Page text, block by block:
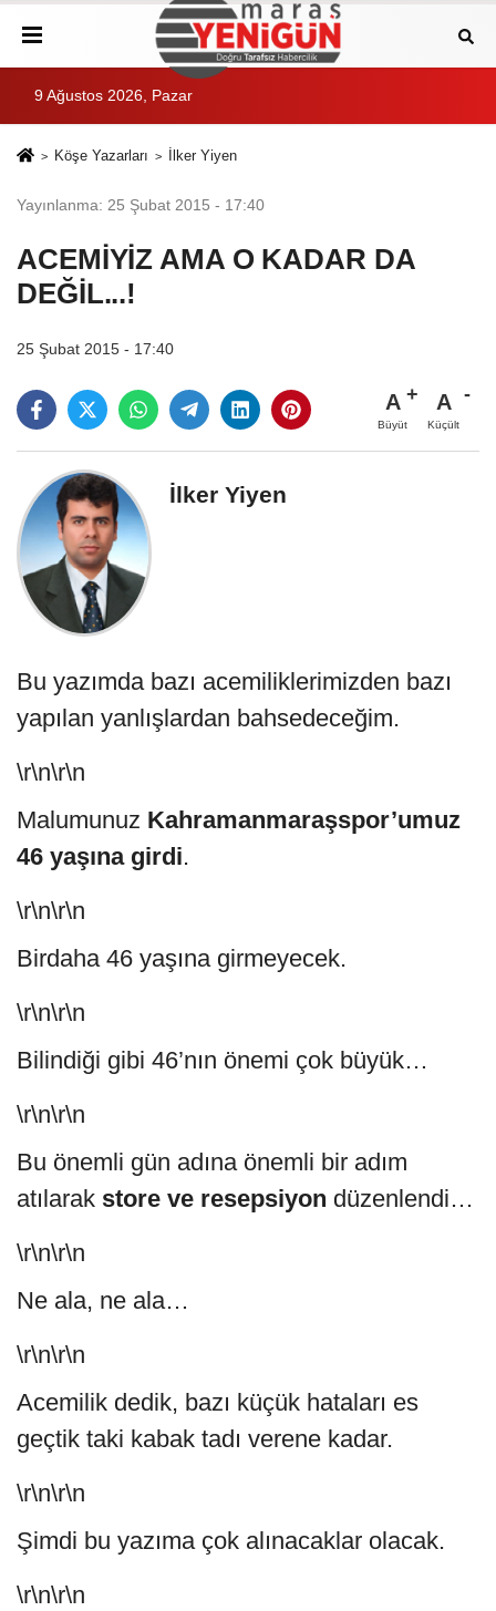
9 Ağustos 2026, Pazar
Köşe Yazarları İlker Yiyen
Yayınlanma: 25 Şubat 2015 - 17:40
ACEMİYİZ AMA O KADAR DA
DEĞİL...!
25 Şubat 2015 - 17:40
A
Büyüt
A
Küçült
İlker Yiyen
Bu yazımda bazı acemiliklerimizden bazı
yapılan yanlışlardan bahsedeceğim.
\r\n\r\n
Malumunuz Kahramanmaraşspor’umuz
46 yaşına girdi.
\r\n\r\n
Birdaha 46 yaşına girmeyecek.
\r\n\r\n
Bilindiği gibi 46’nın önemi çok büyük…
\r\n\r\n
Bu önemli gün adına önemli bir adım
atılarak store ve resepsiyon düzenlendi…
\r\n\r\n
Ne ala, ne ala…
\r\n\r\n
Acemilik dedik, bazı küçük hataları es
geçtik taki kabak tadı verene kadar.
\r\n\r\n
Şimdi bu yazıma çok alınacaklar olacak.
\r\n\r\n